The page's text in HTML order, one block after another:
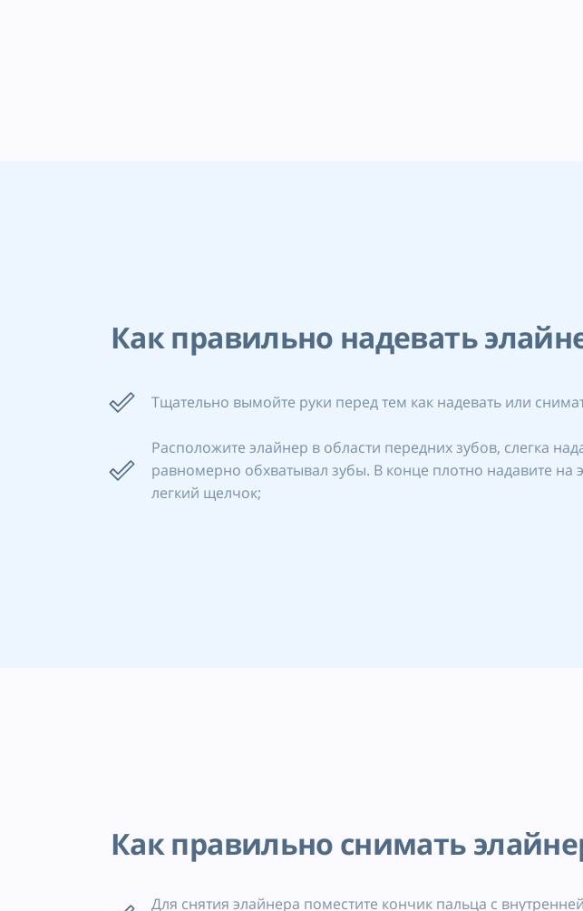
Как правильно надевать
Тщательно вымойте руки перед тем как надевать или
Расположите элайнер в области передних зубов, слегка
равномерно обхватывал зубы. В конце плотно надавите
легкий щелчок;
Как правильно снимать
Для снятия элайнера поместите кончик пальца с